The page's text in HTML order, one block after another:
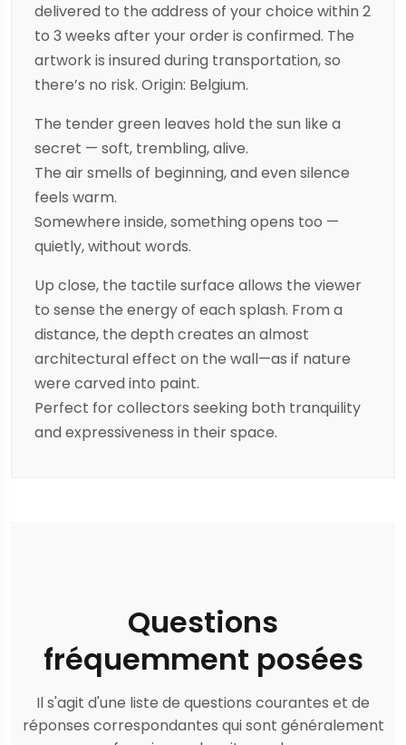
delivered to the address of your choice within 2
to 3 weeks after your order is confirmed. The
artwork is insured during transportation, so
there’s no risk. Origin: Belgium.
The tender green leaves hold the sun like a
secret — soft, trembling, alive.
The air smells of beginning, and even silence
feels warm.
Somewhere inside, something opens too —
quietly, without words.
Up close, the tactile surface allows the viewer
to sense the energy of each splash. From a
distance, the depth creates an almost
architectural effect on the wall—as if nature
were carved into paint.
Perfect for collectors seeking both tranquility
and expressiveness in their space.
Questions
fréquemment posées
Il s'agit d'une liste de questions courantes et de
réponses correspondantes qui sont généralement